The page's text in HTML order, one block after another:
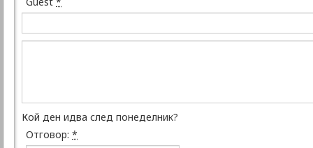
Кой ден идва след понеделник?
Отговор: *